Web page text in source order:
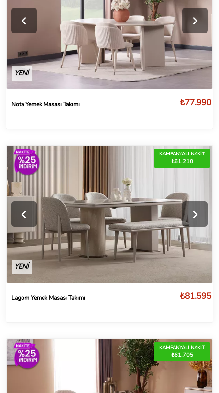
YENİ
Nota Yemek Masası Takımı ₺77.990
KAMPANYALI NAKİT
₺61.210
YENİ
Lagom Yemek Masası Takımı ₺81.595
KAMPANYALI NAKİT
₺61.705